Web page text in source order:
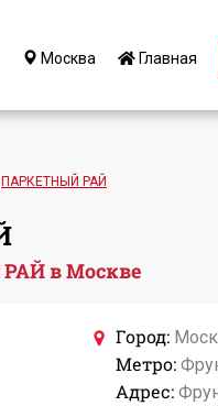
Москва Главная
ПАРКЕТНЫЙ РАЙ
в Москве
Город:
Метро:
Адрес: